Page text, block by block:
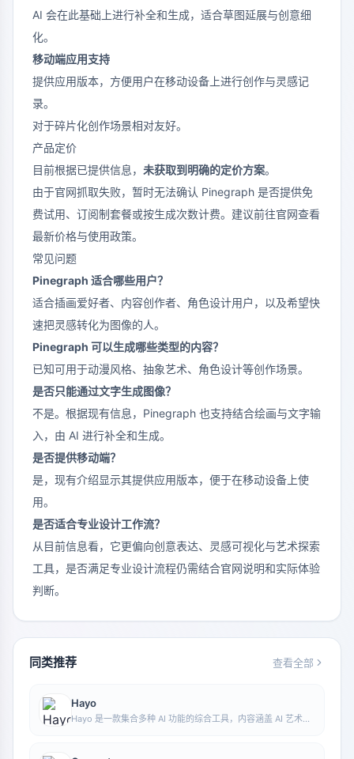
AI 会在此基础上进行补全和生成，适合草图延展与创意细
化。
移动端应用支持
提供应用版本，方便用户在移动设备上进行创作与灵感记
录。
对于碎片化创作场景相对友好。
产品定价
目前根据已提供信息， 未获取到明确的定价方案。
由于官网抓取失败，暂时无法确认 Pinegraph 是否提供免
费试用、订阅制套餐或按生成次数计费。建议前往官网查看
最新价格与使用政策。
常见问题
Pinegraph 适合哪些用户？
适合插画爱好者、内容创作者、角色设计用户，以及希望快
速把灵感转化为图像的人。
Pinegraph 可以生成哪些类型的内容？
已知可用于动漫风格、抽象艺术、角色设计等创作场景。
是否只能通过文字生成图像？
不是。根据现有信息，Pinegraph 也支持结合绘画与文字输
入，由 AI 进行补全和生成。
是否提供移动端？
是，现有介绍显示其提供应用版本，便于在移动设备上使
用。
是否适合专业设计工作流？
从目前信息看，它更偏向创意表达、灵感可视化与艺术探索
工具，是否满足专业设计流程仍需结合官网说明和实际体验
判断。
同类推荐 查看全部
Hayo
Hayo 是一款集合多种 AI 功能的综合工具，内容涵盖 AI 艺术、